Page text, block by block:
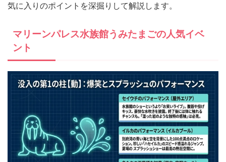
気に入りのポイントを深掘りして解説します。
マリーンパレス水族館うみたまごの人気イベ
ント